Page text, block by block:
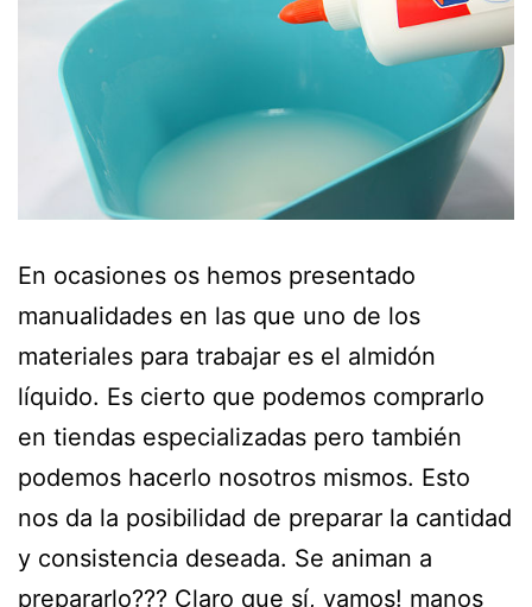
En ocasiones os hemos presentado
manualidades en las que uno de los
materiales para trabajar es el almidón
líquido. Es cierto que podemos comprarlo
en tiendas especializadas pero también
podemos hacerlo nosotros mismos. Esto
nos da la posibilidad de preparar la cantidad
y consistencia deseada. Se animan a
prepararlo??? Claro que sí, vamos! manos